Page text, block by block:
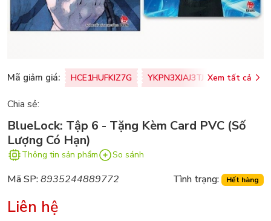
Mã giảm giá: HCE1HUFKIZ7G YKPN3XJAJ3TJ Xem tất cả
Chia sẻ:
BlueLock: Tập 6 - Tặng Kèm Card PVC (Số
Lượng Có Hạn)
Thông tin sản phẩm So sánh
Mã SP:8935244889772 Tình trạng: Hết hàng
Liên hệ